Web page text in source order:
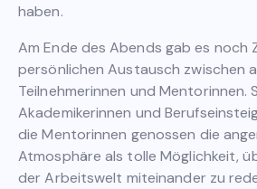
haben.
Am Ende des Abends gab es noch
persönlichen Austausch zwischen
Teilnehmerinnen und Mentorinnen.
Akademikerinnen und
die Mentorinnen genossen die
Atmosphäre als tolle Möglichkeit,
der Arbeitswelt miteinander zu